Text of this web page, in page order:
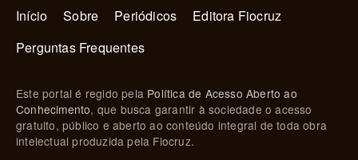
Navegação principal
Início Sobre Periódicos
Editora Fiocruz
Perguntas Frequentes
Este portal é regido pela Política de Acesso Aberto ao
Conhecimento, que busca garantir à sociedade o acesso
gratuito, público e aberto ao conteúdo integral de toda obra
intelectual produzida pela Fiocruz.